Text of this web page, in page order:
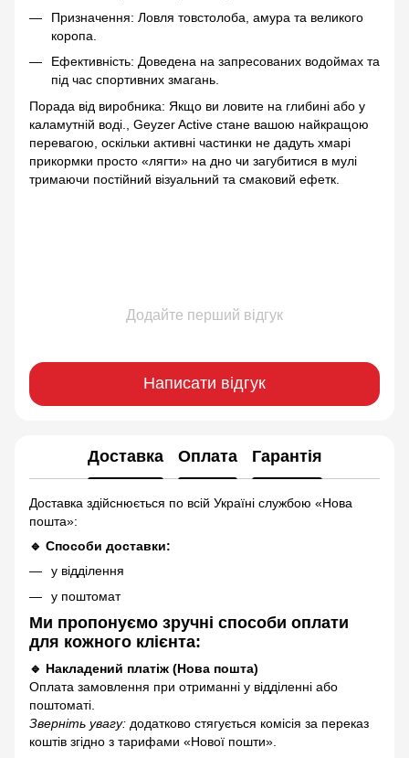
Призначення: Ловля товстолоба, амура та великого
коропа.
Ефективність: Доведена на запресованих водоймах та
під час спортивних змагань.
Порада від виробника: Якщо ви ловите на глибині або у
каламутній воді., Geyzer Active стане вашою найкращою
перевагою, оскільки активні частинки не дадуть хмарі
прикормки просто «лягти» на дно чи загубитися в мулі
тримаючи постійний візуальний та смаковий ефетк.
Додайте перший відгук
Написати відгук
Доставка Оплата Гарантія
Доставка здійснюється по всій Україні службою «Нова
пошта»:
🔹 Способи доставки:
у відділення
у поштомат
Ми пропонуємо зручні способи оплати
для кожного клієнта:
🔹 Накладений платіж (Нова пошта)
Оплата замовлення при отриманні у відділенні або
поштоматі.
Зверніть увагу: додатково стягується комісія за переказ
коштів згідно з тарифами «Нової пошти».